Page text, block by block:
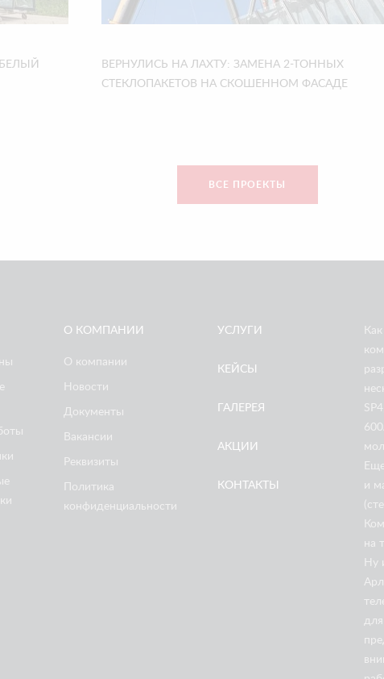
ВЕРНУЛИСЬ НА ЛАХТУ: ЗАМЕНА 2-ТОННЫХ
СТЕКЛОПАКЕТОВ НА СКОШЕННОМ ФАСАДЕ
ВСЕ ПРОЕКТЫ
О КОМПАНИИ
О компании
Новости
Документы
Вакансии
Реквизиты
Политика
конфиденциальности
УСЛУГИ
КЕЙСЫ
ГАЛЕРЕЯ
АКЦИИ
КОНТАКТЫ
SP4
и
на
Ну